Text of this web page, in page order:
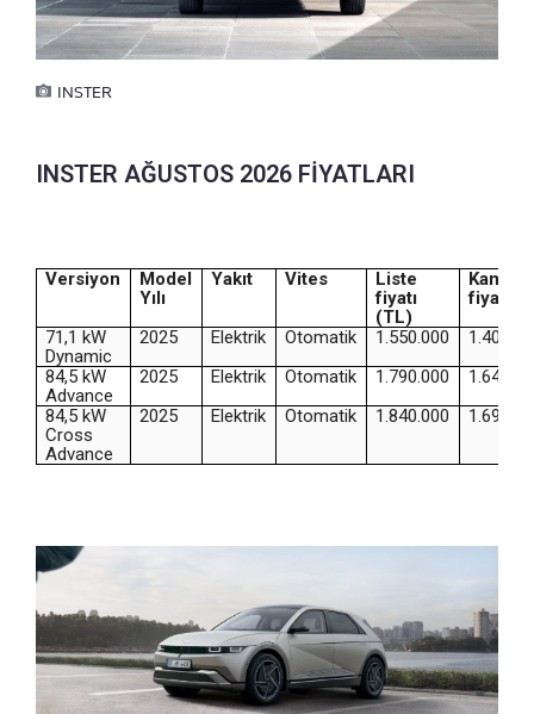
INSTER
INSTER AĞUSTOS 2026 FİYATLARI
Versiyon
Model
Yılı
Yakıt Vites
Liste
fiyatı
(TL)
fiyat
71,1 kW
Dynamic
2025 Elektrik Otomatik 1.550.000
84,5 kW
Advance
2025 Elektrik Otomatik 1.790.000
84,5 kW
Cross
Advance
2025 Elektrik Otomatik 1.840.000